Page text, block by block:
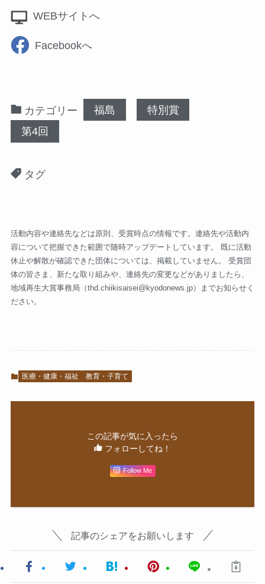
WEBサイトへ
Facebookへ
カテゴリー 福島
特別賞
第4回
タグ
活動内容や連絡先などは原則、受賞時点の情報です。連絡先や活動内
容について把握できた範囲で随時アップデートしています。 既に活動
休止や解散が確認できた団体については、掲載していません。 受賞団
体の皆さま、新たな取り組みや、連絡先の変更などがありましたら、
地域再生大賞事務局（thd.chiikisaisei@kyodonews.jp）までお知らせく
ださい。
医療・健康・福祉 教育・子育て
この記事が気に入ったら
フォローしてね！
Follow Me
記事のシェアをお願いします